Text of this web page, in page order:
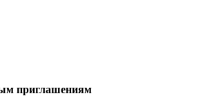
приглашениям